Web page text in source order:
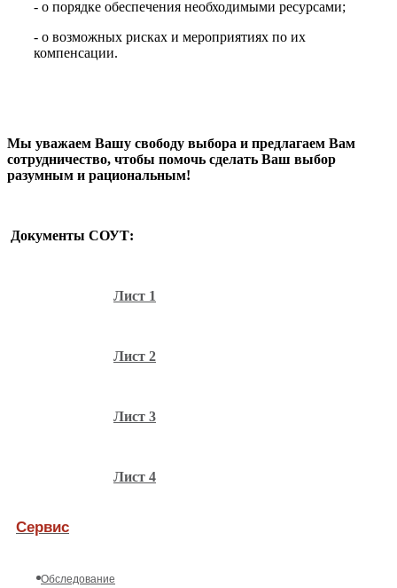
- о порядке обеспечения необходимыми ресурсами;
- о возможных рисках и мероприятиях по их
компенсации.
Мы уважаем Вашу свободу выбора и предлагаем Вам
сотрудничество, чтобы помочь сделать Ваш выбор
разумным и рациональным!
Документы СОУТ:
Лист 1
Лист 2
Лист 3
Лист 4
Сервис
Обследование